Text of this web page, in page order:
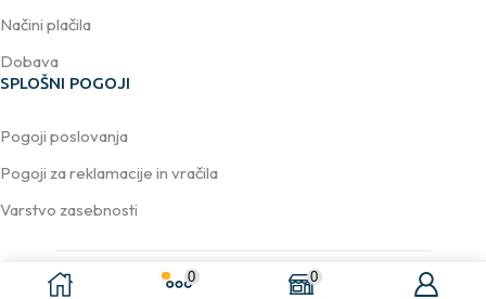
Načini plačila
Dobava
SPLOŠNI POGOJI
Pogoji poslovanja
Pogoji za reklamacije in vračila
Varstvo zasebnosti
Avtorske pravice © 2026 DELACCO d.o.o.
0 0